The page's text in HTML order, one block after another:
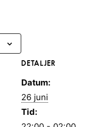
DETALJER
Datum:
26 juni
Tid: